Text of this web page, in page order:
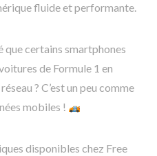
fluide et performante.
que certains smartphones
de Formule 1 en
? C’est un peu comme
mobiles !
disponibles chez Free